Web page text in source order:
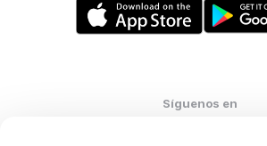
Síguenos en